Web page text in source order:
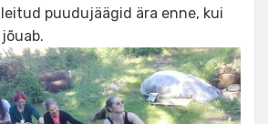
puudujäägid ära enne, kui